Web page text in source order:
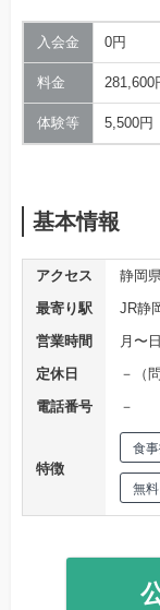
入会金 0円
料金 281,600
体験等 5,500円
基本情報
アクセス
静岡
最寄り駅
JR静
営業時間
月〜
定休日
－（
電話番号
－
特徴
食
無